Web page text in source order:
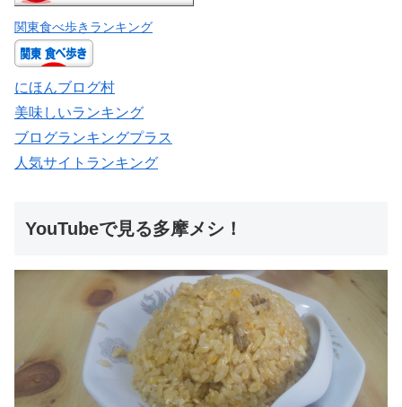
関東食べ歩きランキング
にほんブログ村
美味しいランキング
ブログランキングプラス
人気サイトランキング
YouTubeで見る多摩メシ！